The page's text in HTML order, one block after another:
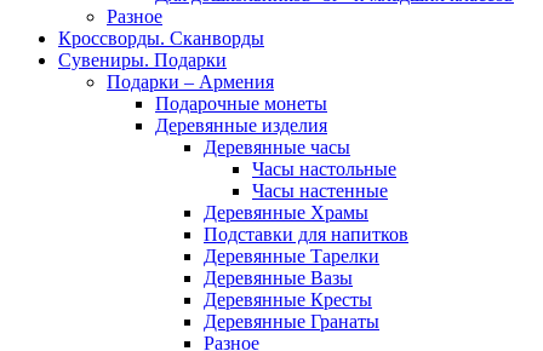
Разное
Кроссворды. Сканворды
Сувениры. Подарки
Подарки – Армения
Подарочные монеты
Деревянные изделия
Деревянные часы
Часы настольные
Часы настенные
Деревянные Храмы
Подставки для напитков
Деревянные Тарелки
Деревянные Вазы
Деревянные Кресты
Деревянные Гранаты
Разное